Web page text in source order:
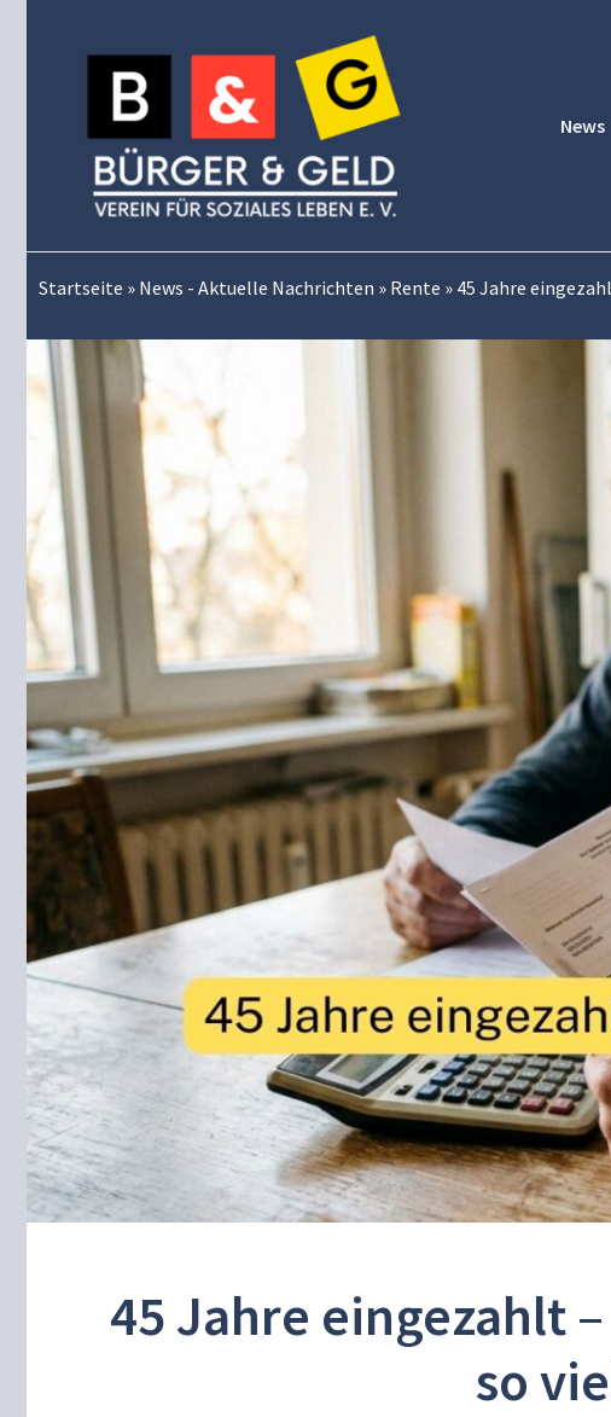
News
Startseite » News - Aktuelle Nachrichten » Rente » 45 Jahre
45 Jahre eingezahlt
so